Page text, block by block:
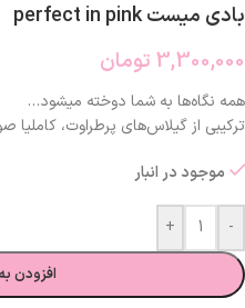
بادی میست perfect in pink
3,300,000 تومان
همه نگاه‌ها به شما دوخته میشود…
ترکیبی از گیلاس‌های پرطراوت، کاملیا
موجود در انبار
-
+
افزودن